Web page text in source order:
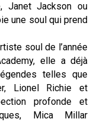
Janet Jackson ou
une soul qui prend
soul de l’année
elle a déjà
telles que
Lionel Richie et
profonde et
Mica Millar